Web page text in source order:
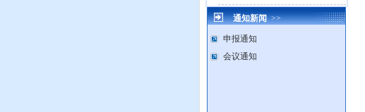
通知新闻>>
申报通知
会议通知